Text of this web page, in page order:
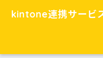
kintone連携サービ